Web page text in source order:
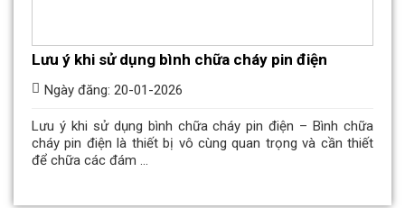
Lưu ý khi sử dụng bình chữa cháy pin điện
Ngày đăng: 20-01-2026
Lưu ý khi sử dụng bình chữa cháy pin điện – Bình chữa
cháy pin điện là thiết bị vô cùng quan trọng và cần thiết
để chữa các đám ...